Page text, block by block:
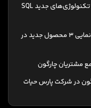
آشنایی کاربران دیدگاه با مباحث فنی و تکنولوژی‌های جدید SQL
مدیر پشتیبانی فنی چارگون خبرداد: رونمایی 3 محصول جدید در
مشتریان چارگون
در شرکت پارس حیات